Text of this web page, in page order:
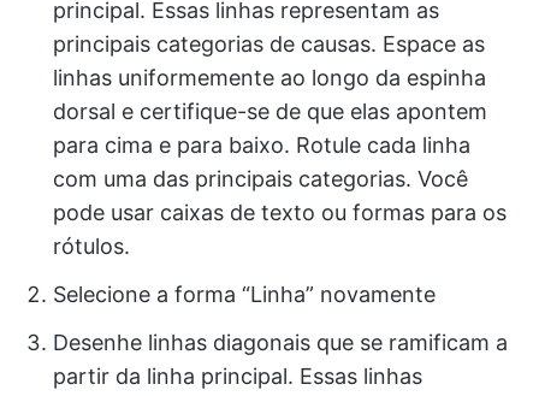
principal. Essas linhas representam as
principais categorias de causas. Espace as
linhas uniformemente ao longo da espinha
dorsal e certifique-se de que elas apontem
para cima e para baixo. Rotule cada linha
com uma das principais categorias. Você
pode usar caixas de texto ou formas para os
rótulos.
Selecione a forma “Linha” novamente
Desenhe linhas diagonais que se ramificam a
partir da linha principal. Essas linhas